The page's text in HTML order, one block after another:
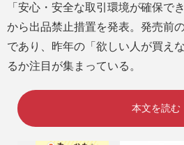
「安心・安全な取引環境が確保で
から出品禁止措置を発表。発売前
であり、昨年の「欲しい人が買え
るか注目が集まっている。
本文を読む